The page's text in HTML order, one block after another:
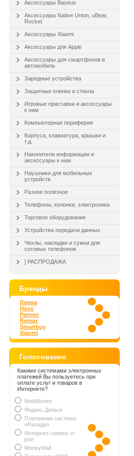
Аксессуары Baseus
Аксессуары Native Union, uBear,
Rocket
Аксессуары Xiaomi
Аксессуары для Apple
Аксессуары для смартфонов в
автомобиль
Зарядные устройства
Защитные пленки и стекла
Игровые приставки и аксессуары
к ним
Компьютерная периферия
Корпуса, клавиатура, крышки и
т.д.
Накопители информации и
аксессуары к ним
Наушники для мобильных
устройств
Разное полезное
Телефоны, колонки, электроника
Торговое оборудование
Устройства передачи данных
Чехлы, накладки и сумки для
сотовых телефонов
] РАСПРОДАЖА
Бренды
Deppa
Hoco
Partner
Remax
Smartbuy
Xiaomi
Голосование
Какими системами электронных
платежей Вы пользуетесь при
оплате услуг и товаров в
Интернете?
WebMoney
Яндекс.Деньги
Платежная система
«Рапида»
Интернет-сервис e-
port
MoneyMail